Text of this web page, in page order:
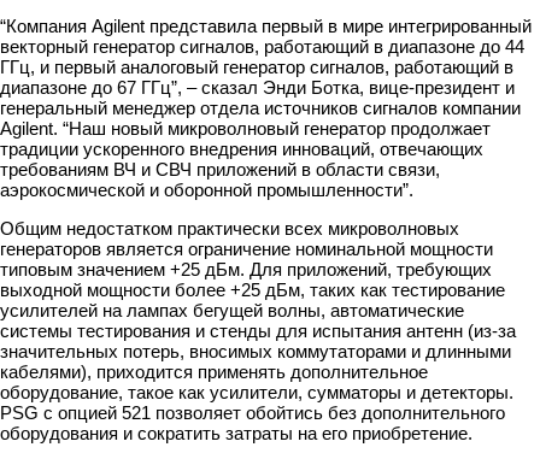
“Компания Agilent представила первый в мире интегрированный
векторный генератор сигналов, работающий в диапазоне до 44
ГГц, и первый аналоговый генератор сигналов, работающий в
диапазоне до 67 ГГц”, – сказал Энди Ботка, вице-президент и
генеральный менеджер отдела источников сигналов компании
Agilent. “Наш новый микроволновый генератор продолжает
традиции ускоренного внедрения инноваций, отвечающих
требованиям ВЧ и СВЧ приложений в области связи,
аэрокосмической и оборонной промышленности”.
Общим недостатком практически всех микроволновых
генераторов является ограничение номинальной мощности
типовым значением +25 дБм. Для приложений, требующих
выходной мощности более +25 дБм, таких как тестирование
усилителей на лампах бегущей волны, автоматические
системы тестирования и стенды для испытания антенн (из-за
значительных потерь, вносимых коммутаторами и длинными
кабелями), приходится применять дополнительное
оборудование, такое как усилители, сумматоры и детекторы.
PSG с опцией 521 позволяет обойтись без дополнительного
оборудования и сократить затраты на его приобретение.